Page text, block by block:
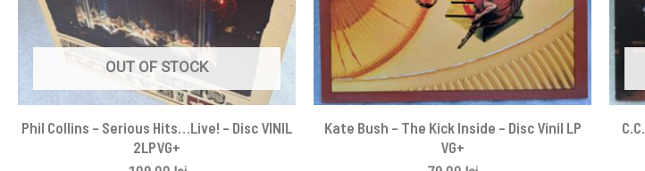
OUT OF STOCK
Phil Collins – Serious Hits…Live! – Disc VINIL
2LPVG+
Kate Bush – The Kick Inside – Disc Vinil LP
VG+